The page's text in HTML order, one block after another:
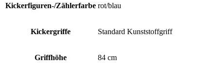
Kickerfiguren-/Zählerfarbe rot/blau
Kickergriffe Standard Kunststoffgriff
Griffhöhe 84 cm